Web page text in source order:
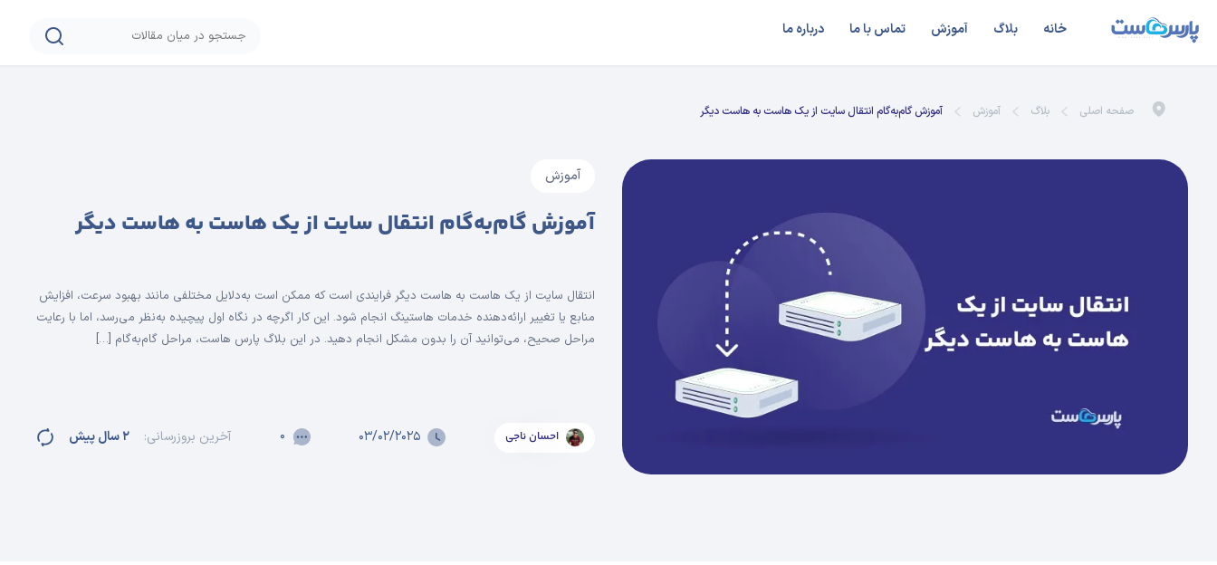
خانه بلاگ آموزش تماس با ما درباره ما
صفحه اصلی بلاگ آموزش آموزش گام‌به‌گام انتقال سایت از یک هاست به هاست دیگر
آموزش
آموزش گام‌به‌گام انتقال سایت از یک هاست به هاست دیگر
انتقال سایت از یک هاست به هاست دیگر فرایندی است که ممکن است به‌دلایل مختلفی مانند بهبود سرعت، افزایش
منابع یا تغییر ارائه‌دهنده‌ خدمات هاستینگ انجام شود. این کار اگرچه در نگاه اول پیچیده به‌نظر می‌رسد، اما با رعایت
مراحل صحیح، می‌توانید آن را بدون مشکل انجام دهید. در این بلاگ پارس هاست، مراحل گام‌به‌گام […]
احسان ناجی ۰۳/۰۲/۲۰۲۵ ۰ آخرین بروزرسانی: ۲ سال پیش